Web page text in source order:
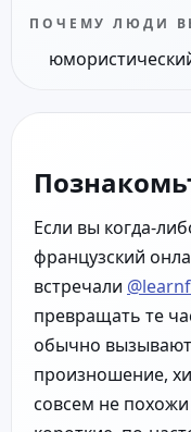
Если вы когда-
французский
встречали
превращать те
обычно
произношение,
совсем не
ПОЧЕМУ ЛЮДИ